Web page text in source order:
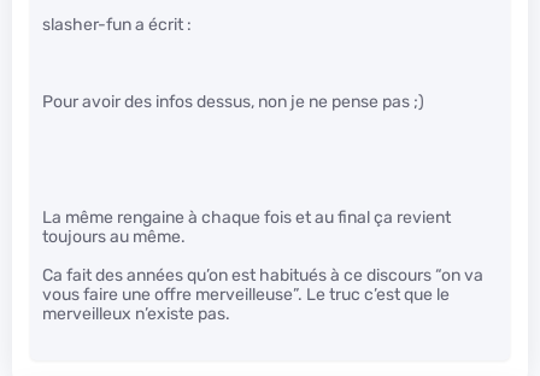
slasher-fun a écrit :
Pour avoir des infos dessus, non je ne pense pas ;)
La même rengaine à chaque fois et au final ça revient
toujours au même.
Ca fait des années qu’on est habitués à ce discours “on va
vous faire une offre merveilleuse”. Le truc c’est que le
merveilleux n’existe pas.